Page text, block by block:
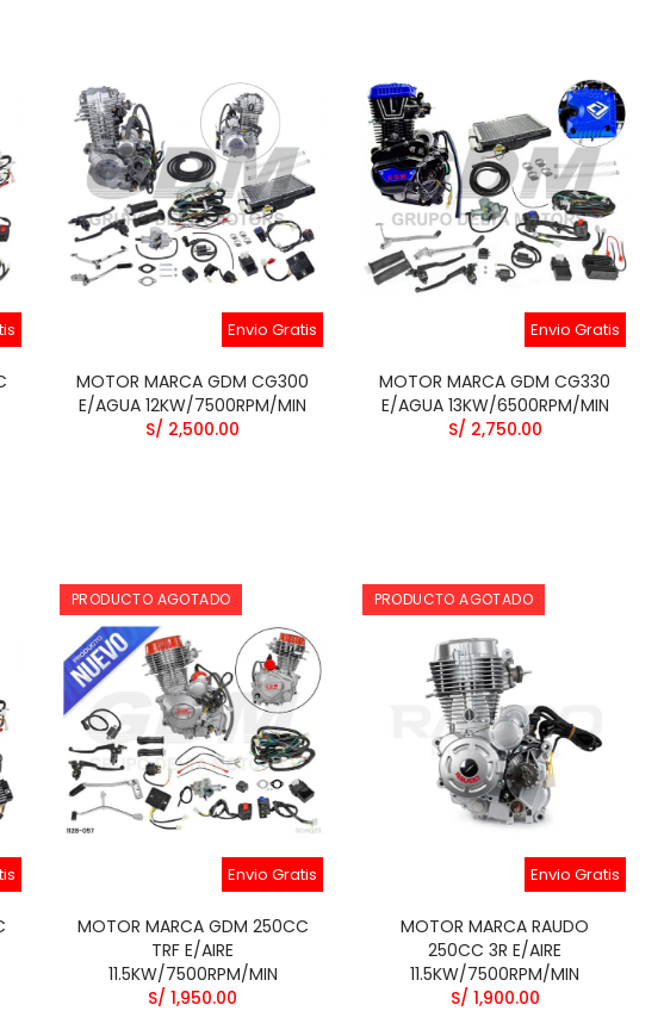
Envio Gratis
MOTOR MARCA GDM CG300
E/AGUA 12KW/7500RPM/MIN
S/ 2,500.00
Envio Gratis
MOTOR MARCA GDM CG330
E/AGUA 13KW/6500RPM/MIN
S/ 2,750.00
PRODUCTO AGOTADO
Envio Gratis
MOTOR MARCA GDM 250CC
TRF E/AIRE
11.5KW/7500RPM/MIN
S/ 1,950.00
PRODUCTO AGOTADO
Envio Gratis
MOTOR MARCA RAUDO
250CC 3R E/AIRE
11.5KW/7500RPM/MIN
S/ 1,900.00